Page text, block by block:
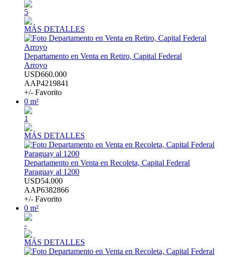
5
MÁS DETALLES
Departamento en Venta en Retiro, Capital Federal
Arroyo
USD660.000
AAP4219841
+/- Favorito
0 m²
1
MÁS DETALLES
Departamento en Venta en Recoleta, Capital Federal
Paraguay al 1200
USD54.000
AAP6382866
+/- Favorito
0 m²
-
MÁS DETALLES